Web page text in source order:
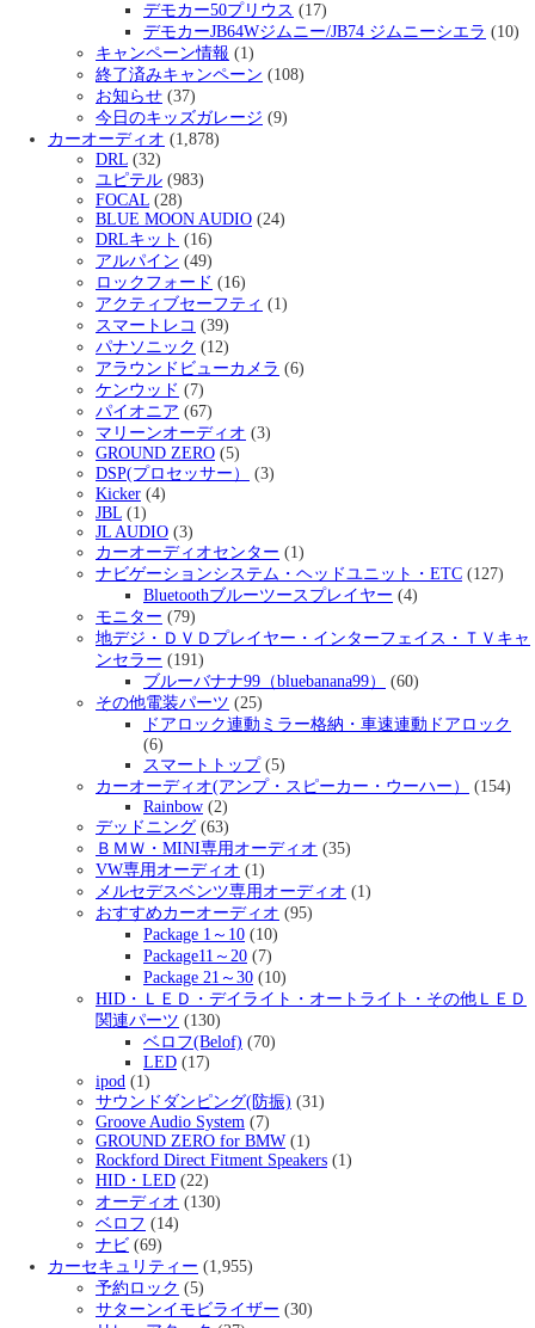
デモカー50プリウス (17)
デモカーJB64Wジムニー/JB74 ジムニーシエラ (10)
キャンペーン情報 (1)
終了済みキャンペーン (108)
お知らせ (37)
今日のキッズガレージ (9)
カーオーディオ (1,878)
DRL (32)
ユピテル (983)
FOCAL (28)
BLUE MOON AUDIO (24)
DRLキット (16)
アルパイン (49)
ロックフォード (16)
アクティブセーフティ (1)
スマートレコ (39)
パナソニック (12)
アラウンドビューカメラ (6)
ケンウッド (7)
パイオニア (67)
マリーンオーディオ (3)
GROUND ZERO (5)
DSP(プロセッサー）
(3)
Kicker (4)
JBL (1)
JL AUDIO (3)
カーオーディオセンター (1)
ナビゲーションシステム・ヘッドユニット・ETC (127)
Bluetoothブルーツースプレイヤー (4)
モニター (79)
地デジ・ＤＶＤプレイヤー・インターフェイス・ＴＶキャ
ンセラー (191)
ブルーバナナ99（bluebanana99）
(60)
その他電装パーツ (25)
ドアロック連動ミラー格納・車速連動ドアロック
(6)
スマートトップ(5)
カーオーディオ(アンプ・スピーカー・ウーハー）
(154)
Rainbow (2)
デッドニング (63)
ＢＭＷ・MINI専用オーディオ (35)
VW専用オーディオ (1)
メルセデスベンツ専用オーディオ (1)
おすすめカーオーディオ (95)
Package 1～10 (10)
Package11～20 (7)
Package 21～30 (10)
HID・ＬＥＤ・デイライト・オートライト・その他ＬＥＤ
関連パーツ (130)
ベロフ(Belof) (70)
LED (17)
ipod (1)
サウンドダンピング(防振) (31)
Groove Audio System (7)
GROUND ZERO for BMW (1)
Rockford Direct Fitment Speakers (1)
HID・LED (22)
オーディオ (130)
ベロフ (14)
ナビ (69)
カーセキュリティー (1,955)
予約ロック (5)
サターンイモビライザー (30)